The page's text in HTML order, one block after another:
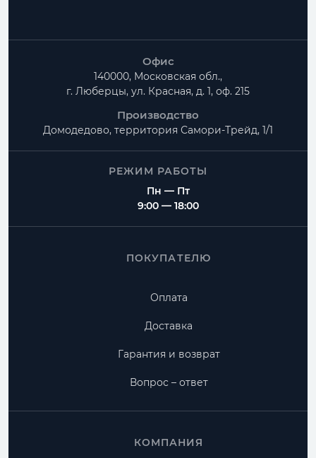
Офис
140000, Московская обл.,
г. Люберцы, ул. Красная, д. 1, оф. 215
Производство
Домодедово, территория Самори-Трейд, 1/1
РЕЖИМ РАБОТЫ
Пн — Пт
9:00 — 18:00
ПОКУПАТЕЛЮ
Оплата
Доставка
Гарантия и возврат
Вопрос – ответ
КОМПАНИЯ